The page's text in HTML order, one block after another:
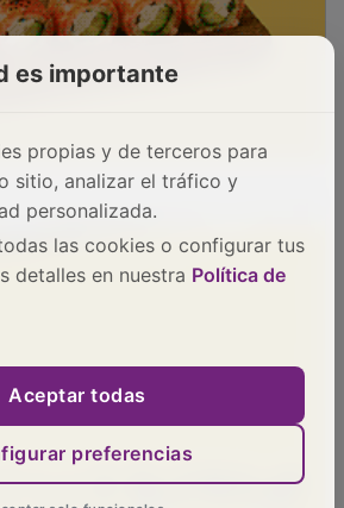
es importante
propias y de terceros para
sitio, analizar el tráfico y
personalizada.
las cookies o configurar tus
detalles en nuestra Política de
Aceptar todas
preferencias